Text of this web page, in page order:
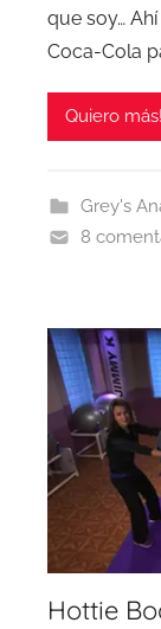
que soy…
Coca-Cola
Quiero más!
Grey's
8
Hottie